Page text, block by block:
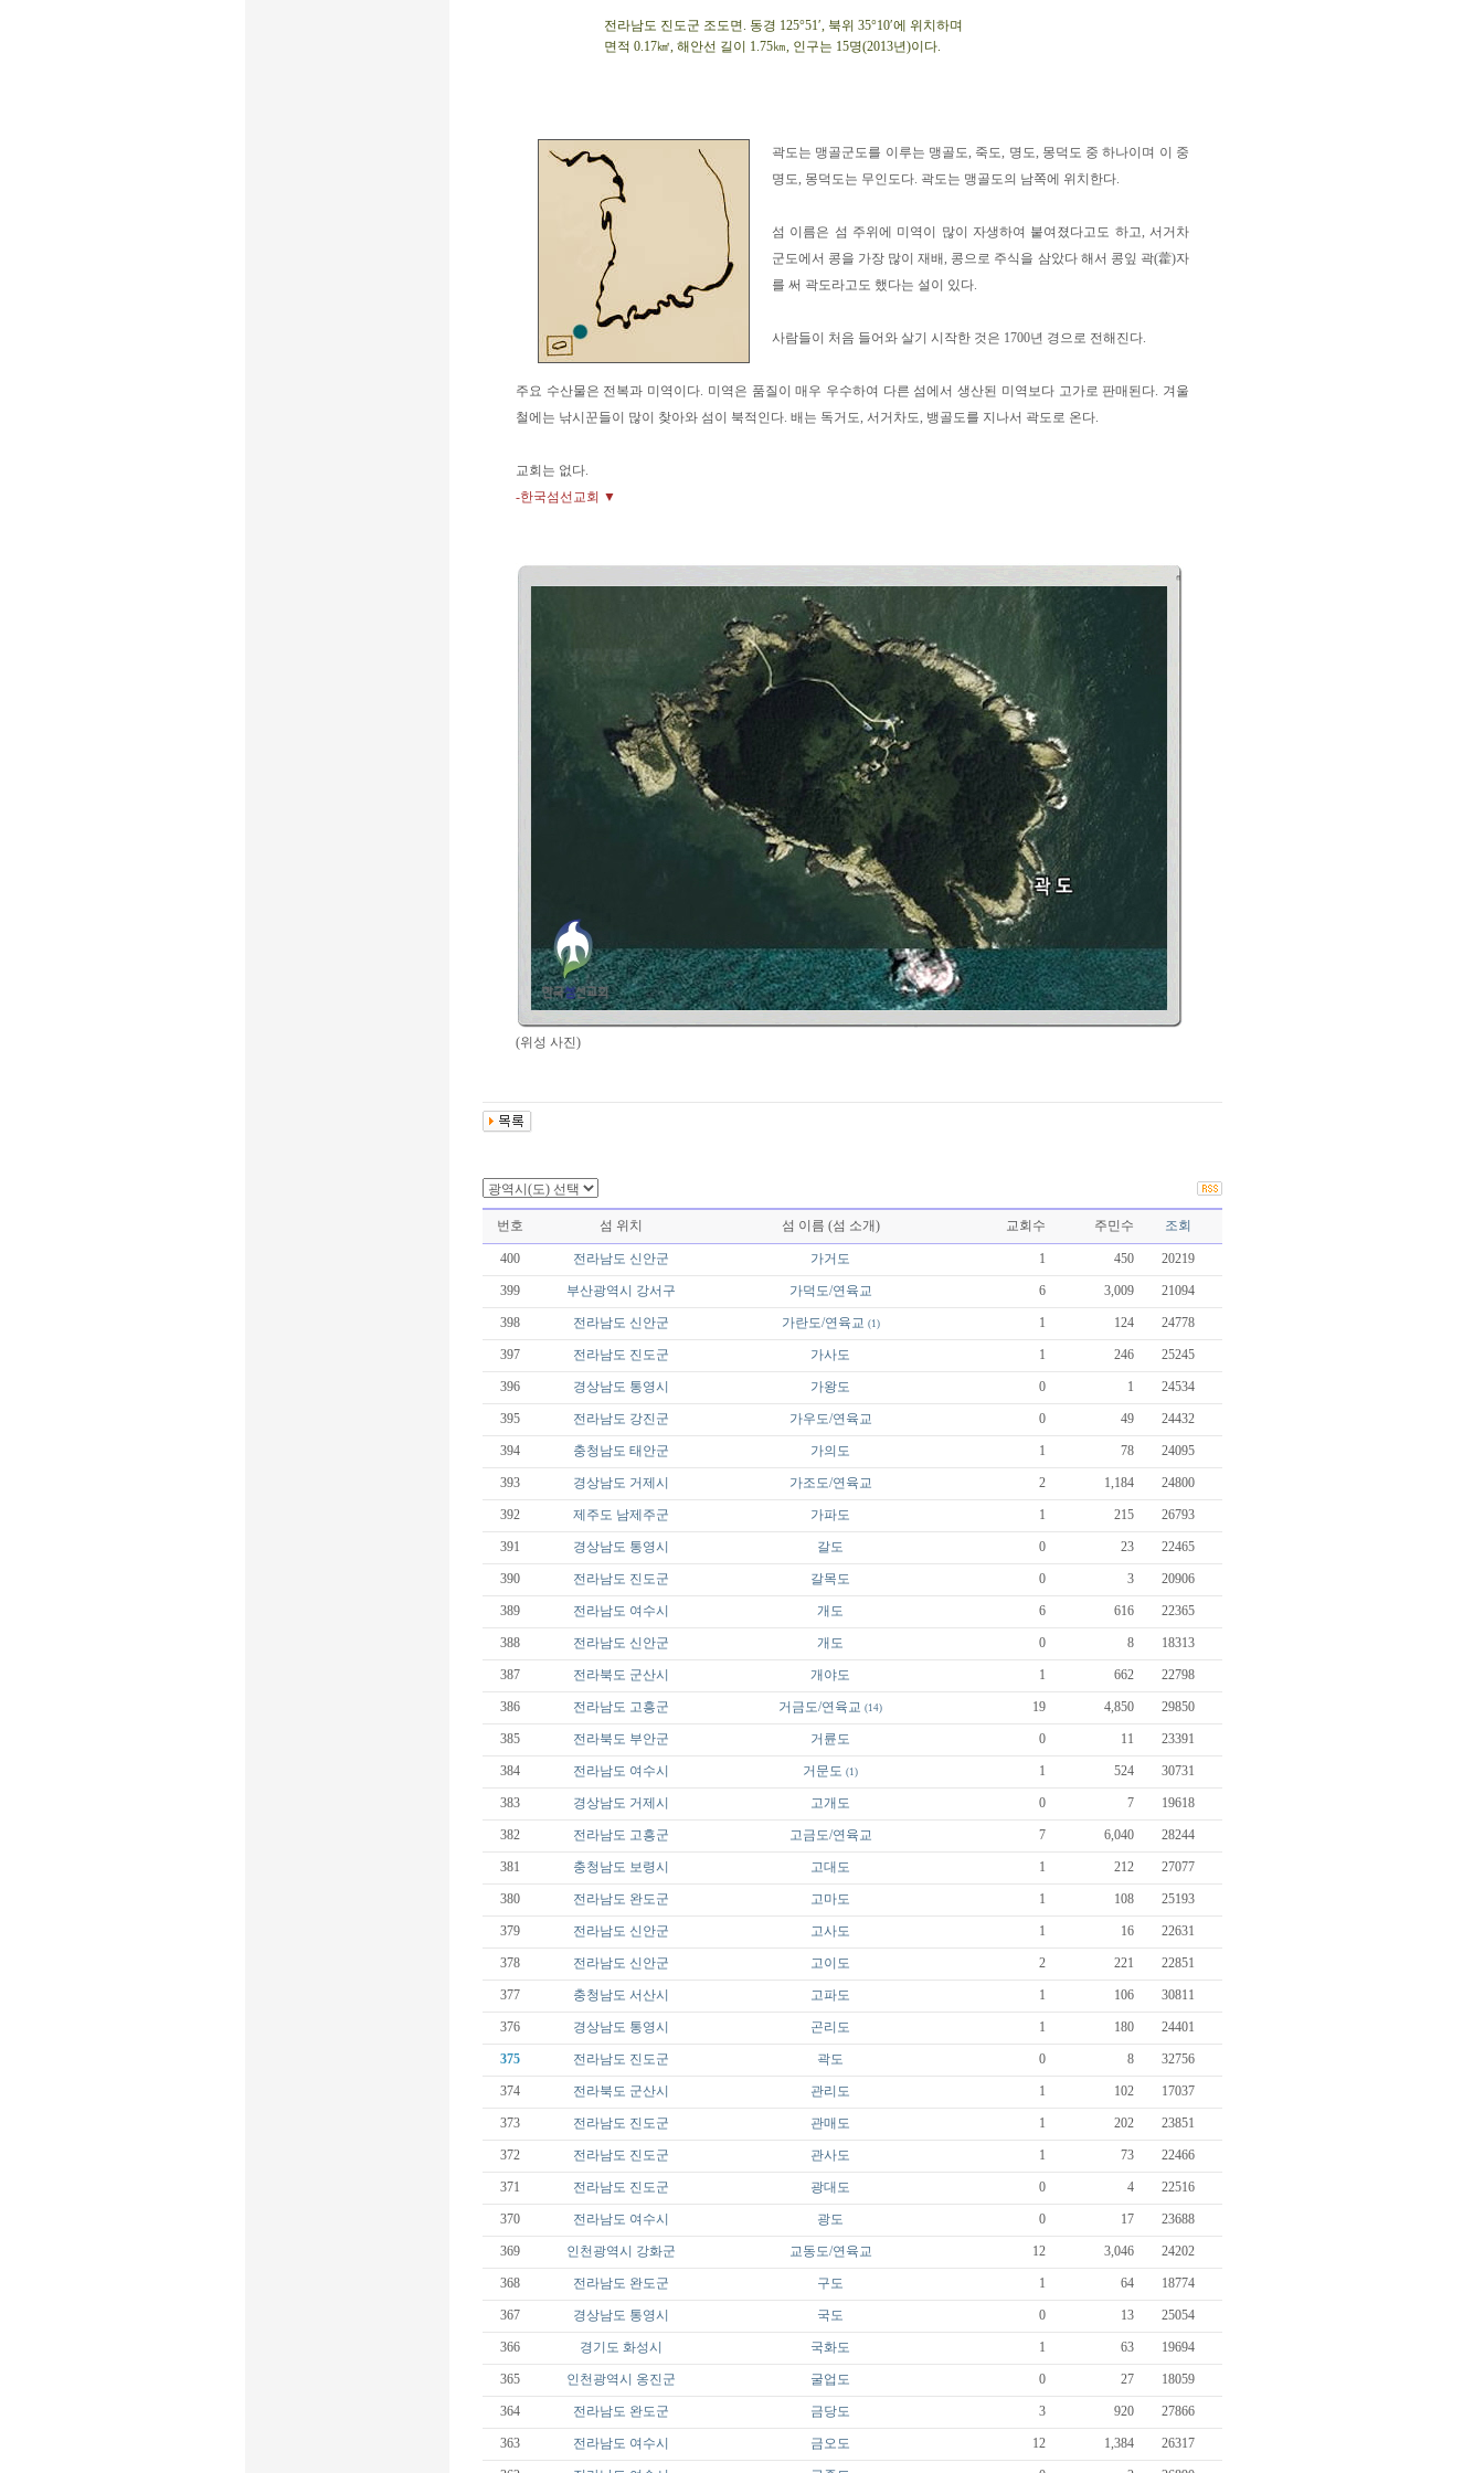
전라남도 진도군 조도면. 동경 125°51′, 북위 35°10′에 위치하며
면적 0.17㎢, 해안선 길이 1.75㎞, 인구는 15명(2013년)이다.
곽도는 맹골군도를 이루는 맹골도, 죽도, 명도, 몽덕도 중 하나이며 이 중
명도, 몽덕도는 무인도다. 곽도는 맹골도의 남쪽에 위치한다.
섬 이름은 섬 주위에 미역이 많이 자생하여 붙여졌다고도 하고, 서거차
군도에서 콩을 가장 많이 재배, 콩으로 주식을 삼았다 해서 콩잎 곽(藿)자
를 써 곽도라고도 했다는 설이 있다.
사람들이 처음 들어와 살기 시작한 것은 1700년 경으로 전해진다.
주요 수산물은 전복과 미역이다. 미역은 품질이 매우 우수하여 다른 섬에서 생산된 미역보다 고가로 판매된다. 겨울
철에는 낚시꾼들이 많이 찾아와 섬이 북적인다. 배는 독거도, 서거차도, 뱅골도를 지나서 곽도로 온다.
교회는 없다.
-한국섬선교회 ▼
(위성 사진)
번호 섬 위치 섬 이름 (섬 소개) 교회수 주민수 조회
400 전라남도 신안군 가거도 1 450 20219
399 부산광역시 강서구 가덕도/연육교 6 3,009 21094
398 전라남도 신안군 가란도/연육교 (1) 1 124 24778
397 전라남도 진도군 가사도 1 246 25245
396 경상남도 통영시 가왕도 0 1 24534
395 전라남도 강진군 가우도/연육교 0 49 24432
394 충청남도 태안군 가의도 1 78 24095
393 경상남도 거제시 가조도/연육교 2 1,184 24800
392 제주도 남제주군 가파도 1 215 26793
391 경상남도 통영시 갈도 0 23 22465
390 전라남도 진도군 갈목도 0 3 20906
389 전라남도 여수시 개도 6 616 22365
388 전라남도 신안군 개도 0 8 18313
387 전라북도 군산시 개야도 1 662 22798
386 전라남도 고흥군 거금도/연육교 (14) 19 4,850 29850
385 전라북도 부안군 거륜도 0 11 23391
384 전라남도 여수시 거문도 (1) 1 524 30731
383 경상남도 거제시 고개도 0 7 19618
382 전라남도 고흥군 고금도/연육교 7 6,040 28244
381 충청남도 보령시 고대도 1 212 27077
380 전라남도 완도군 고마도 1 108 25193
379 전라남도 신안군 고사도 1 16 22631
378 전라남도 신안군 고이도 2 221 22851
377 충청남도 서산시 고파도 1 106 30811
376 경상남도 통영시 곤리도 1 180 24401
375 전라남도 진도군 곽도 0 8 32756
374 전라북도 군산시 관리도 1 102 17037
373 전라남도 진도군 관매도 1 202 23851
372 전라남도 진도군 관사도 1 73 22466
371 전라남도 진도군 광대도 0 4 22516
370 전라남도 여수시 광도 0 17 23688
369 인천광역시 강화군 교동도/연육교 12 3,046 24202
368 전라남도 완도군 구도 1 64 18774
367 경상남도 통영시 국도 0 13 25054
366 경기도 화성시 국화도 1 63 19694
365 인천광역시 옹진군 굴업도 0 27 18059
364 전라남도 완도군 금당도 3 920 27866
363 전라남도 여수시 금오도 12 1,384 26317